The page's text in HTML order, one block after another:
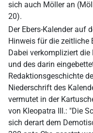
sich auch Möller an
20).
Der Ebers-Kalender auf
Hinweis für die zeitliche
Dabei verkompliziert
und des darin
Redaktionsgeschichte
Niederschrift des
vermutet in der
von Kleopatra III.: "Die
sich derart dem